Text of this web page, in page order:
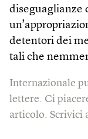
diseguaglianze
detentori dei
tali che
Internazionale
lettere. Ci
articolo. Scrivici